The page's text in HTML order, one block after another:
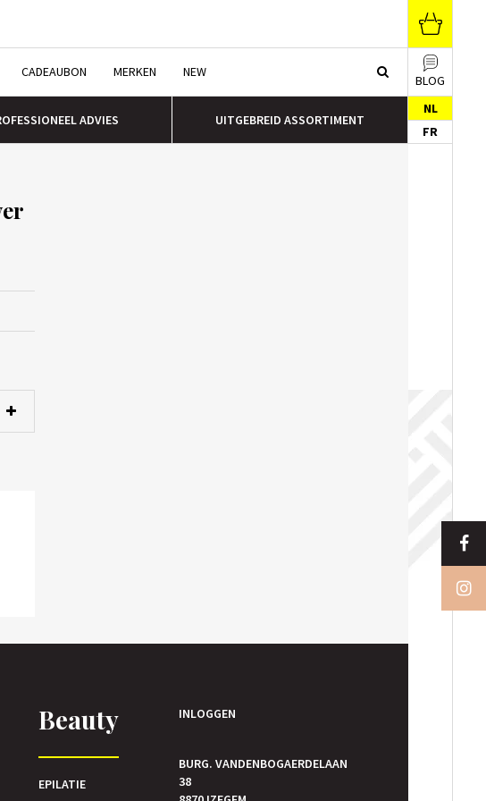
CADEAUBON MERKEN NEW
BLOG
ADVIES UITGEBREID ASSORTIMENT
NL
FR
Beauty
EPILATIE
INLOGGEN
BURG. VANDENBOGAERDELAAN
38